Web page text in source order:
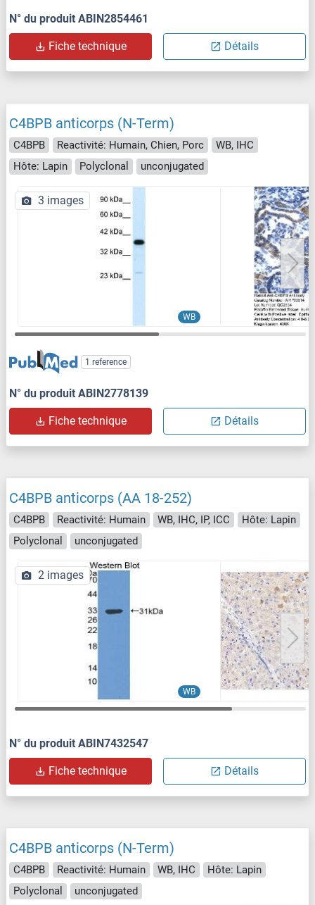
N° du produit ABIN2854461
Fiche technique Détails
C4BPB anticorps (N-Term)
C4BPB Reactivité: Humain, Chien, Porc
WB, IHC
Hôte: Lapin
Polyclonal unconjugated
WB
3 images
1 reference
N° du produit ABIN2778139
Fiche technique Détails
C4BPB anticorps (AA 18-252)
C4BPB Reactivité: Humain WB, IHC, IP, ICC
Hôte: Lapin
Polyclonal
unconjugated
WB
2 images
N° du produit ABIN7432547
Fiche technique Détails
C4BPB anticorps (N-Term)
C4BPB Reactivité: Humain WB, IHC
Hôte: Lapin
Polyclonal
unconjugated